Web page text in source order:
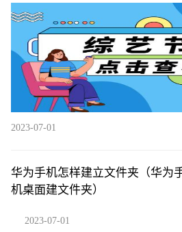
2023-07-01
华为手机怎样建立文件夹（华为
机桌面建文件夹）
2023-07-01